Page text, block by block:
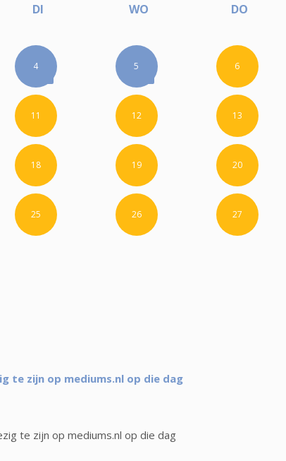
DI WO DO
4 5 6
11 12 13
18 19 20
25 26 27
te zijn op mediums.nl op die dag
te zijn op mediums.nl op die dag